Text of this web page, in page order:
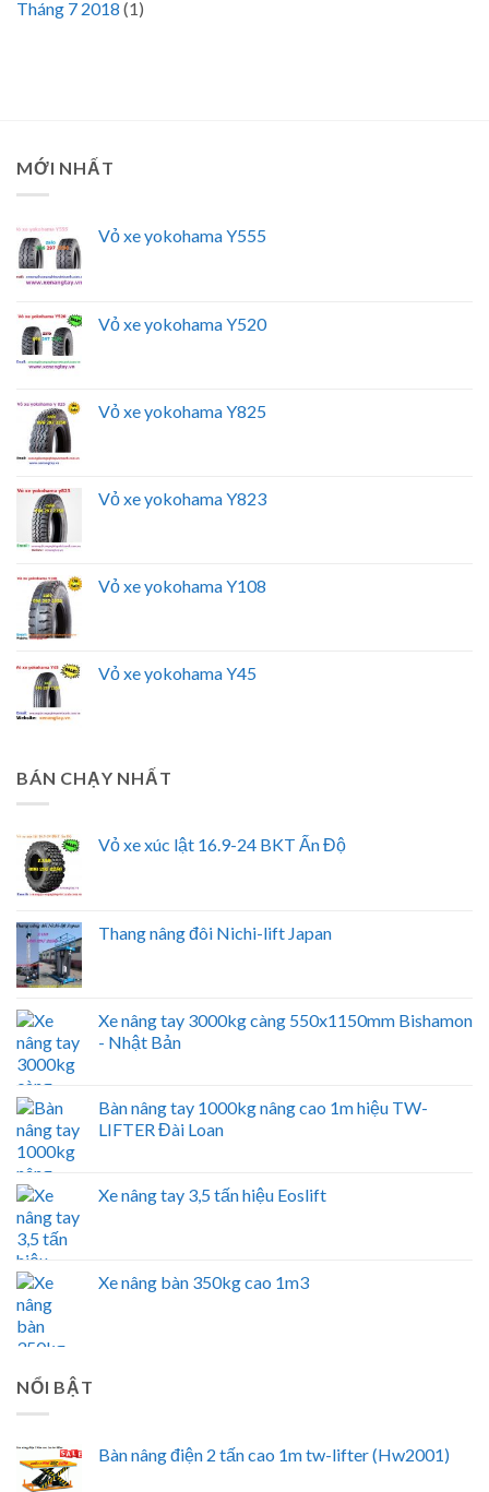
Tháng 7 2018 (1)
MỚI NHẤT
Vỏ xe yokohama Y555
Vỏ xe yokohama Y520
Vỏ xe yokohama Y825
Vỏ xe yokohama Y823
Vỏ xe yokohama Y108
Vỏ xe yokohama Y45
BÁN CHẠY NHẤT
Vỏ xe xúc lật 16.9-24 BKT Ấn Độ
Thang nâng đôi Nichi-lift Japan
Xe nâng tay 3000kg càng 550x1150mm Bishamon
- Nhật Bản
Bàn nâng tay 1000kg nâng cao 1m hiệu TW-
LIFTER Đài Loan
Xe nâng tay 3,5 tấn hiệu Eoslift
Xe nâng bàn 350kg cao 1m3
NỔI BẬT
Bàn nâng điện 2 tấn cao 1m tw-lifter (Hw2001)